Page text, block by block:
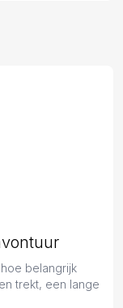
belangrijk
trekt, een lange